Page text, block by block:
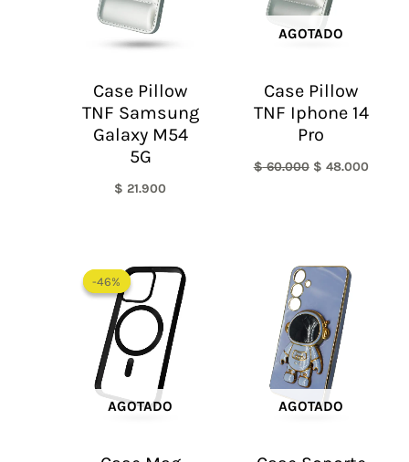
Case Pillow
TNF Samsung
Galaxy M54
5G
$ 21.900
AGOTADO
Case Pillow
TNF Iphone 14
Pro
$60.000 $ 48.000
-46%
AGOTADO
-46%
precio
original
era:
$ 65.000.
AGOTADO